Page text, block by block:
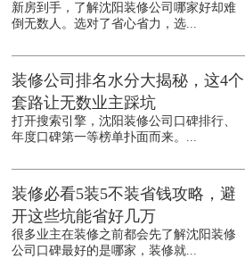
新房到手，了解沈阳装修公司哪家好却难
倒无数人。选对了省心省力，选...
装修公司排名水分大揭秘，这4个
套路让无数业主踩坑
打开搜索引擎，沈阳装修公司口碑排行、
年度口碑第一等榜单扑面而来。...
装修必看5装5不装省钱攻略，避
开这些坑能省好几万
很多业主在装修之前都会先了解沈阳装修
公司口碑最好的是哪家，装修就...